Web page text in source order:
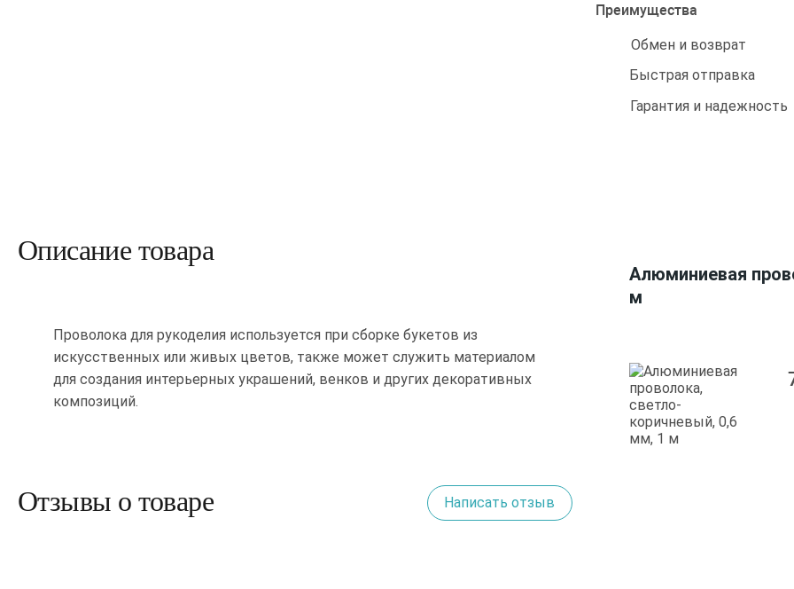
Преимущества
Обмен и возврат
Быстрая отправка
Гарантия и надежность
Описание товара
Проволока для рукоделия используется при сборке букетов из
искусственных или живых цветов, также может служить материалом
для создания интерьерных украшений, венков и других декоративных
композиций.
Отзывы о товаре Написать отзыв
Алюминиевая
м